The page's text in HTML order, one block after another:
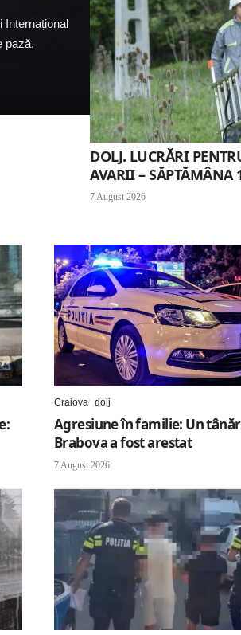
Internațional
pază,
DOLJ. LUCRĂRI
AVARII – SĂPTĂMÂNA
7 August 2026
Craiova dolj
Agresiune în familie: Un
Brabova a fost arestat
7 August 2026